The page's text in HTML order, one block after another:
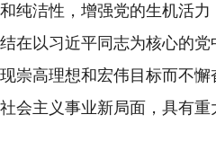
纯洁性，增强党的生机活力
在以习近平同志为核心的党
崇高理想和宏伟目标而不懈
会主义事业新局面，具有重